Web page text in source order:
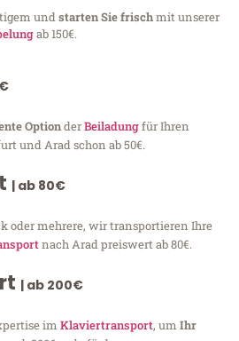
undstarten Sie frischmit unserer
ab 150€.
OptionderBeiladungfür Ihren
und Arad schon ab 50€.
| ab 80€
oder mehrere, wir transportieren Ihre
nach Arad preiswert ab 80€.
| ab 200€
im Klaviertransport, um Ihr